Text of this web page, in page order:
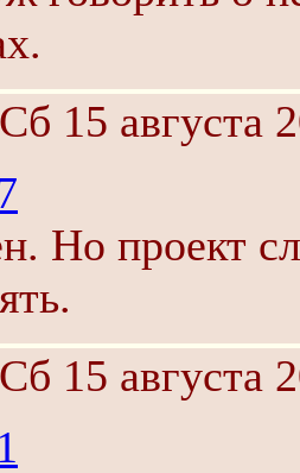
Сб 15 августа
Но проект
Сб 15 августа